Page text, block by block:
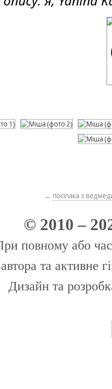
← посіпака з
© 2010 –
повному або
та активне
Дизайн та